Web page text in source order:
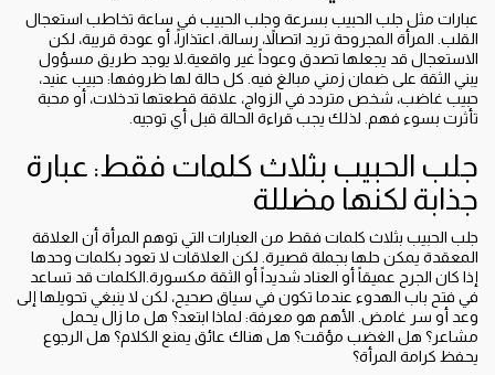
عبارات مثل جلب الحبيب بسرعة وجلب الحبيب في ساعة تخاطب استعجال
القلب. المرأة المجروحة تريد اتصالاً، رسالة، اعتذاراً، أو عودة قريبة، لكن
الاستعجال قد يجعلها تصدق وعوداً غير واقعية.لا يوجد طريق مسؤول
يبني الثقة على ضمان زمني مبالغ فيه. كل حالة لها ظروفها: حبيب عنيد،
حبيب غاضب، شخص متردد في الزواج، علاقة قطعتها تدخلات، أو محبة
تأثرت بسوء فهم. لذلك يجب قراءة الحالة قبل أي توجيه.
جلب الحبيب بثلاث كلمات فقط: عبارة
جذابة لكنها مضللة
جلب الحبيب بثلاث كلمات فقط من العبارات التي توهم المرأة أن العلاقة
المعقدة يمكن حلها بجملة قصيرة. لكن العلاقات لا تعود بكلمات وحدها
إذا كان الجرح عميقاً أو العناد شديداً أو الثقة مكسورة.الكلمات قد تساعد
في فتح باب الهدوء عندما تكون في سياق صحيح، لكن لا ينبغي تحويلها إلى
وعد أو سر غامض. الأهم هو معرفة: لماذا ابتعد؟ هل ما زال يحمل
مشاعر؟ هل الغضب مؤقت؟ هل هناك عائق يمنع الكلام؟ هل الرجوع
يحفظ كرامة المرأة؟